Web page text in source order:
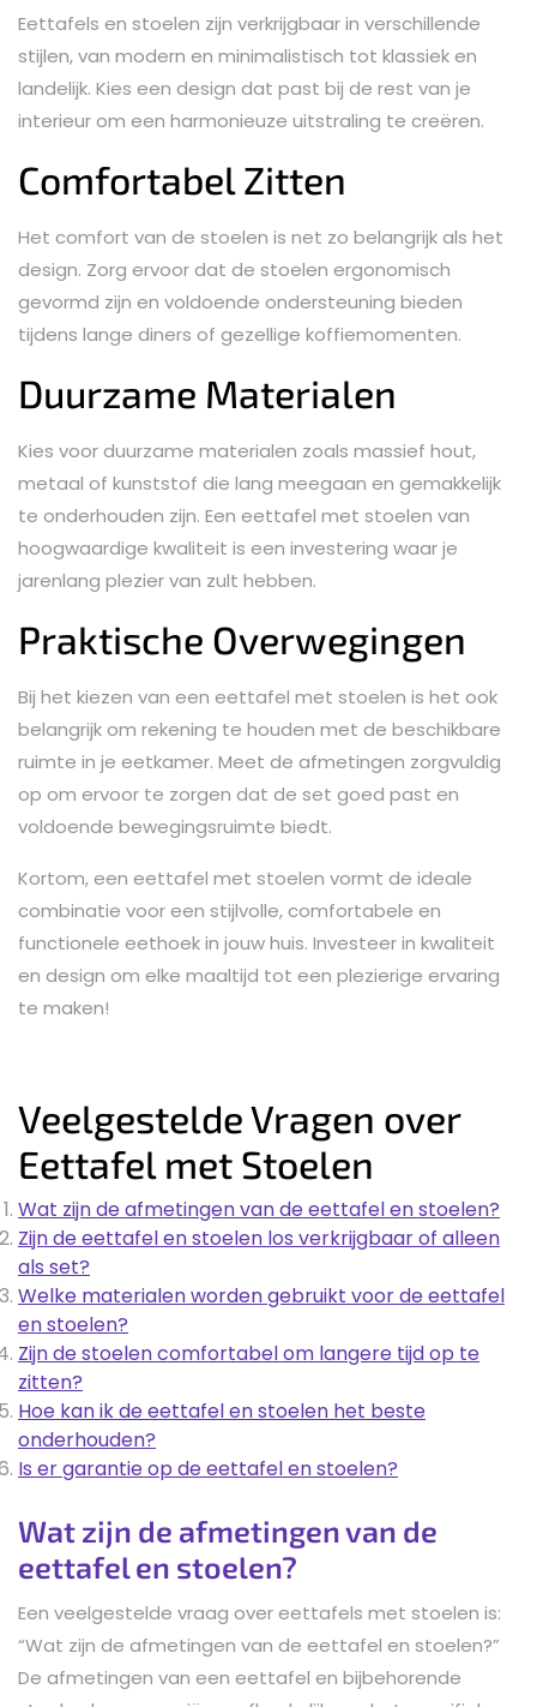
Eettafels en stoelen zijn verkrijgbaar in verschillende
stijlen, van modern en minimalistisch tot klassiek en
landelijk. Kies een design dat past bij de rest van je
interieur om een harmonieuze uitstraling te creëren.
Comfortabel Zitten
Het comfort van de stoelen is net zo belangrijk als het
design. Zorg ervoor dat de stoelen ergonomisch
gevormd zijn en voldoende ondersteuning bieden
tijdens lange diners of gezellige koffiemomenten.
Duurzame Materialen
Kies voor duurzame materialen zoals massief hout,
metaal of kunststof die lang meegaan en gemakkelijk
te onderhouden zijn. Een eettafel met stoelen van
hoogwaardige kwaliteit is een investering waar je
jarenlang plezier van zult hebben.
Praktische Overwegingen
Bij het kiezen van een eettafel met stoelen is het ook
belangrijk om rekening te houden met de beschikbare
ruimte in je eetkamer. Meet de afmetingen zorgvuldig
op om ervoor te zorgen dat de set goed past en
voldoende bewegingsruimte biedt.
Kortom, een eettafel met stoelen vormt de ideale
combinatie voor een stijlvolle, comfortabele en
functionele eethoek in jouw huis. Investeer in kwaliteit
en design om elke maaltijd tot een plezierige ervaring
te maken!
Veelgestelde Vragen over
Eettafel met Stoelen
Wat zijn de afmetingen van de eettafel en stoelen?
Zijn de eettafel en stoelen los verkrijgbaar of alleen
als set?
Welke materialen worden gebruikt voor de eettafel
en stoelen?
Zijn de stoelen comfortabel om langere tijd op te
zitten?
Hoe kan ik de eettafel en stoelen het beste
onderhouden?
Is er garantie op de eettafel en stoelen?
Wat zijn de afmetingen van de
eettafel en stoelen?
Een veelgestelde vraag over eettafels met stoelen is:
“Wat zijn de afmetingen van de eettafel en stoelen?”
De afmetingen van een eettafel en bijbehorende